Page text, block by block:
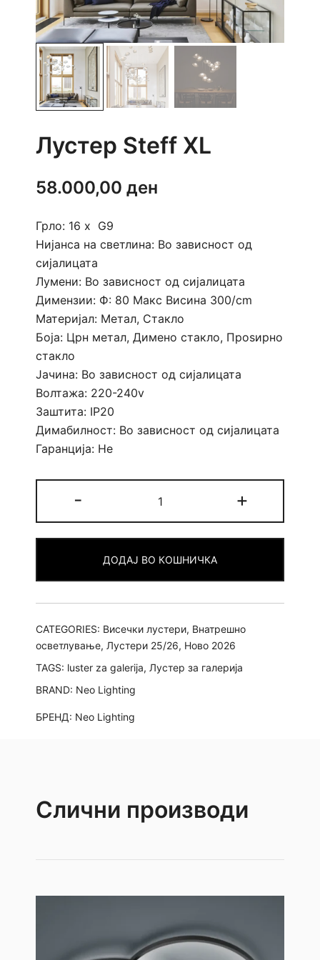
Лустер Steff XL
58.000,00 ден
Грло: 16 x G9
Нијанса на светлина: Во зависност од
сијалицата
Лумени: Во зависност од сијалицата
Димензии: Ф: 80 Макс Висина 300/cm
Материјал: Метал, Стакло
Боја: Црн метал, Димено стакло, Проѕирно
стакло
Јачина: Во зависност од сијалицата
Волтажа: 220-240v
Заштита: IP20
Димабилност: Во зависност од сијалицата
Гаранција: Не
-
Steff
XL
+
ДОДАЈ ВО КОШНИЧКА
CATEGORIES: Висечки лустери, Внатрешно
осветлување, Лустери 25/26, Ново 2026
TAGS: luster za galerija, Лустер за галерија
BRAND: Neo Lighting
БРЕНД: Neo Lighting
Слични производи